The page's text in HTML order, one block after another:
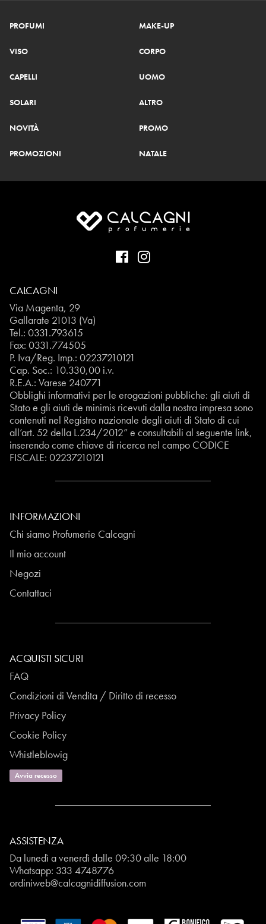
PROFUMI MAKE-UP
VISO CORPO
CAPELLI UOMO
SOLARI ALTRO
NOVITÀ PROMO
PROMOZIONI NATALE
CALCAGNI
Via Magenta, 29
Gallarate 21013 (Va)
Tel.: 0331.793615
Fax: 0331.774505
P. Iva/Reg. Imp.: 02237210121
Cap. Soc.: 10.330,00 i.v.
R.E.A.: Varese 240771
Obblighi informativi per le erogazioni pubbliche: gli aiuti di
Stato e gli aiuti de minimis ricevuti dalla nostra impresa sono
contenuti nel Registro nazionale degli aiuti di Stato di cui
all’art. 52 della L.234/2012” e consultabili al seguente link,
inserendo come chiave di ricerca nel campo CODICE
FISCALE: 02237210121
INFORMAZIONI
Chi siamo Profumerie Calcagni
Il mio account
Negozi
Contattaci
ACQUISTI SICURI
FAQ
Condizioni di Vendita / Diritto di recesso
Privacy Policy
Cookie Policy
Whistleblowig
Avvia recesso
ASSISTENZA
Da lunedì a venerdì dalle 09:30 alle 18:00
Whatsapp: 333 4748776
ordiniweb@calcagnidiffusion.com